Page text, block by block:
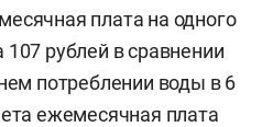
плата на одного
рублей в сравнении
потреблении воды в 6
ежемесячная плата